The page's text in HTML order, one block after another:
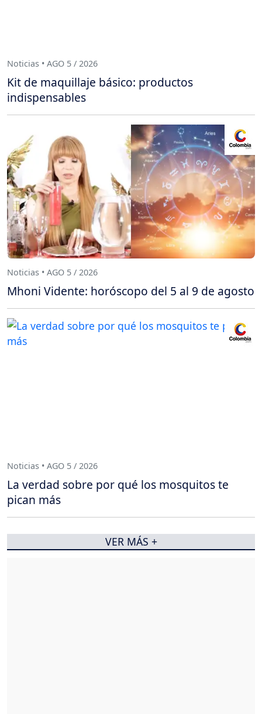
Noticias • AGO 5 / 2026
Kit de maquillaje básico: productos
indispensables
Noticias • AGO 5 / 2026
Mhoni Vidente: horóscopo del 5 al 9 de agosto
Noticias • AGO 5 / 2026
La verdad sobre por qué los mosquitos te
pican más
VER MÁS +